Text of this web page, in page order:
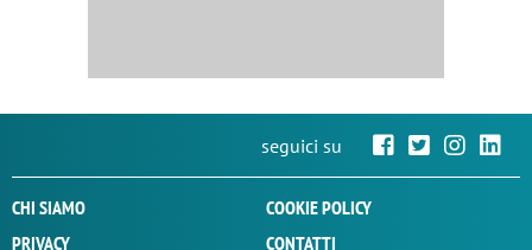
seguici su
CHI SIAMO
COOKIE POLICY
PRIVACY
CONTATTI